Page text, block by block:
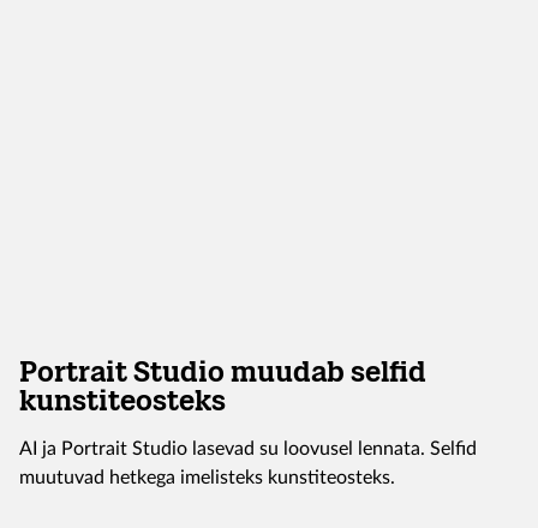
Portrait Studio muudab selfid
kunstiteosteks
AI ja Portrait Studio lasevad su loovusel lennata. Selfid
muutuvad hetkega imelisteks kunstiteosteks.